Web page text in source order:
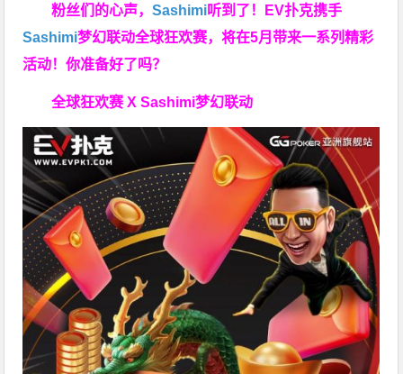
粉丝们的心声，Sashimi听到了！EV扑克携手
Sashimi梦幻联动全球狂欢赛，将在5月带来一系列精彩
活动！你准备好了吗？
全球狂欢赛 X Sashimi梦幻联动